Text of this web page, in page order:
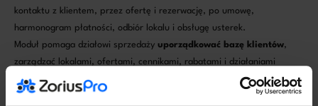
kontaktu z klientem, przez ofertę i rezerwację, po umowę,
harmonogram płatności, odbiór lokalu i obsługę usterek.
Moduł pomaga działowi sprzedaży uporządkować bazę klientów,
zarządzać lokalami, ofertami, cennikami, rabatami i działaniami
handlowymi. Zarząd otrzymuje natomiast aktualne
raporty
sprzedaży